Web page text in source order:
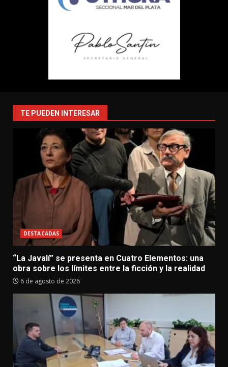
TE PUEDEN INTERESAR
DESTACADAS
“La Javalí” se presenta en Cuatro Elementos: una
obra sobre los límites entre la ficción y la realidad
6 de agosto de 2026